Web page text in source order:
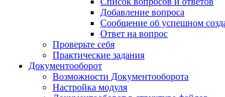
Добавление вопроса
Сообщение об успешном
Ответ на вопрос
Проверьте себя
Практические задания
Документооборот
Возможности Документооборота
Настройка модуля